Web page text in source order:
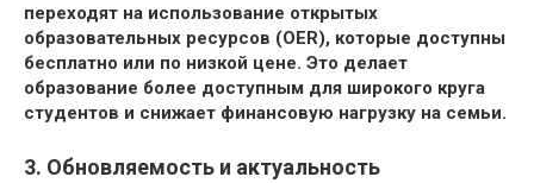
переходят на использование открытых
образовательных ресурсов (OER), которые доступны
бесплатно или по низкой цене. Это делает
образование более доступным для широкого круга
студентов и снижает финансовую нагрузку на семьи.
3. Обновляемость и актуальность